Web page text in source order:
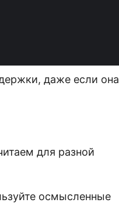
даже если она
для разной
осмысленные